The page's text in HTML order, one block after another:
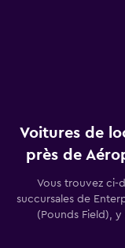
Voitures de
près de
Vous trouvez ci-
succursales de
(Pounds Field),